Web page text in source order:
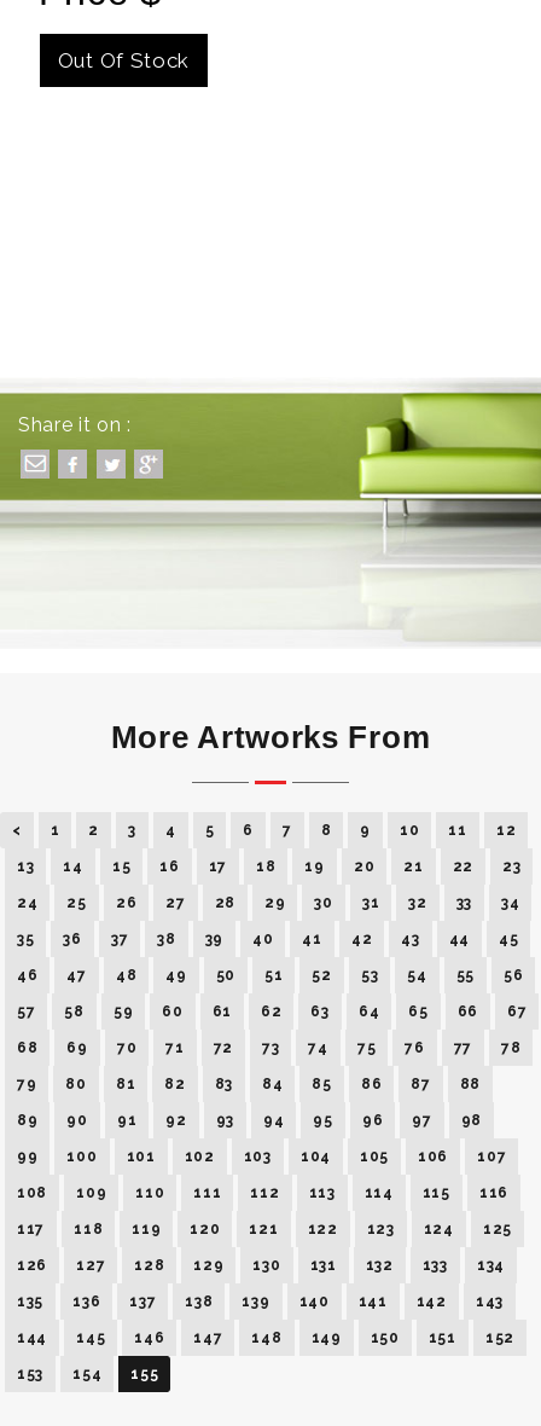
Out Of Stock
Share it on :
More Artworks From
< 1 2 3 4 5 6 7 8 9 10 11 12
13 14 15 16 17 18 19 20 21 22 23
24 25 26 27 28 29 30 31 32 33 34
35 36 37 38 39 40 41 42 43 44 45
46 47 48 49 50 51 52 53 54 55 56
57 58 59 60 61 62 63 64 65 66 67
68 69 70 71 72 73 74 75 76 77 78
79 80 81 82 83 84 85 86 87 88
89 90 91 92 93 94 95 96 97 98
99 100 101 102 103 104 105 106 107
108 109 110 111 112 113 114 115 116
117 118 119 120 121 122 123 124 125
126 127 128 129 130 131 132 133 134
135 136 137 138 139 140 141 142 143
144 145 146 147 148 149 150 151 152
153 154 155